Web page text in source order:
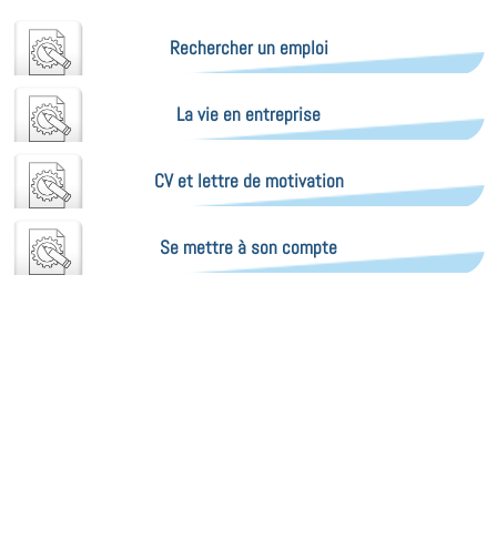
Rechercher un emploi
La vie en entreprise
CV et lettre de motivation
Se mettre à son compte